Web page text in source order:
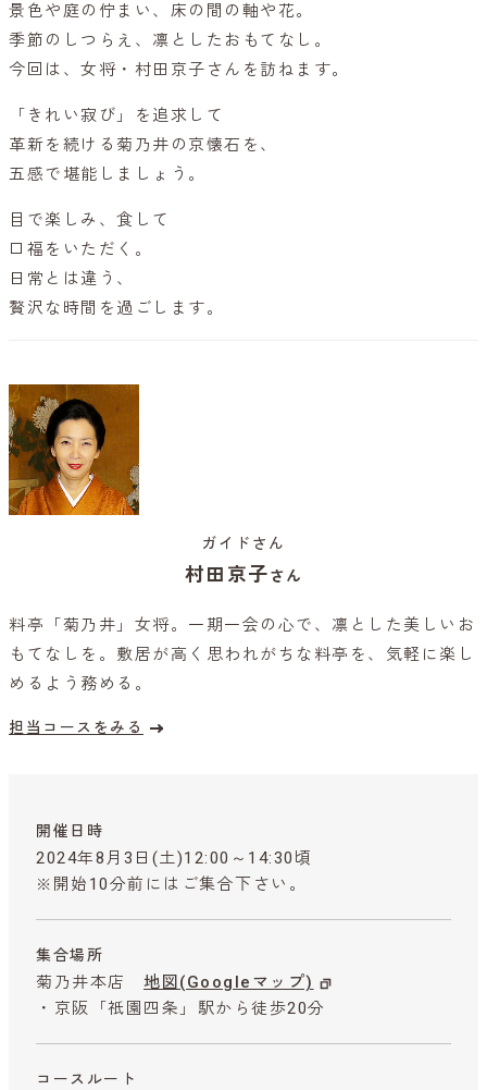
景色や庭の佇まい、床の間の軸や花。
季節のしつらえ、凛としたおもてなし。
今回は、女将・村田京子さんを訪ねます。
「きれい寂び」を追求して
革新を続ける菊乃井の京懐石を、
五感で堪能しましょう。
目で楽しみ、食して
口福をいただく。
日常とは違う、
贅沢な時間を過ごします。
ガイドさん
村田京子さん
料亭「菊乃井」女将。一期一会の心で、凛とした美しいお
もてなしを。敷居が高く思われがちな料亭を、気軽に楽し
めるよう務める。
担当コースをみる
開催日時
2024年8月3日(土)12:00～14:30頃
※開始10分前にはご集合下さい。
集合場所
菊乃井本店 地図(Googleマップ)
・京阪「祇園四条」駅から徒歩20分
コースルート